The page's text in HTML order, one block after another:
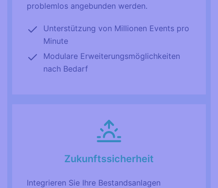
problemlos angebunden werden.
Unterstützung von Millionen Events pro
Minute
Modulare Erweiterungsmöglichkeiten
nach Bedarf
Zukunftssicherheit
Integrieren Sie Ihre Bestandsanlagen